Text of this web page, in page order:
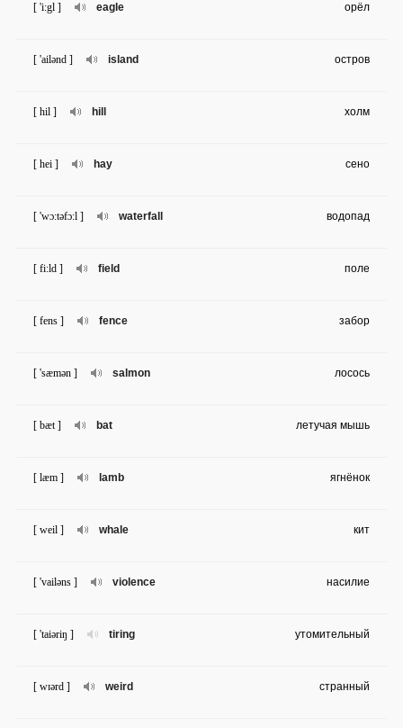
eagle
[ 'i:gl ] орёл
island
[ 'ailənd ] остров
hill
[ hil ] холм
hay
[ hei ] сено
waterfall
[ 'wɔ:təfɔ:l ] водопад
field
[ fi:ld ] поле
fence
[ fens ] забор
salmon
[ 'sæmən ] лосось
bat
[ bæt ] летучая мышь
lamb
[ læm ] ягнёнок
whale
[ weil ] кит
violence
[ 'vailəns ] насилие
tiring
[ 'taiəriŋ ] утомительный
weird
[ wɪərd ] странный